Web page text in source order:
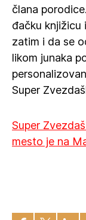
člana
đačku knjižicu
zatim i da se
likom junaka
Super
Super
mesto je na